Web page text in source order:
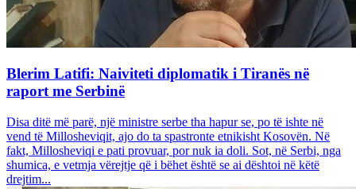
Blerim Latifi: Naiviteti diplomatik i Tiranës në
raport me Serbinë
Disa ditë më parë, një ministre serbe tha hapur se, po të ishte në
vend të Millosheviqit, ajo do ta spastronte etnikisht Kosovën. Në
fakt, Millosheviqi e pati provuar, por nuk ia doli. Sot, në Serbi, nga
shumica, e vetmja vërejtje që i bëhet është se ai dështoi në këtë
drejtim...